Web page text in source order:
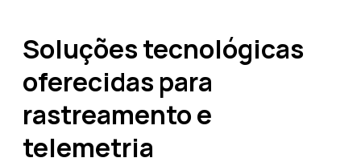
Soluções tecnológicas
oferecidas para
rastreamento e
telemetria